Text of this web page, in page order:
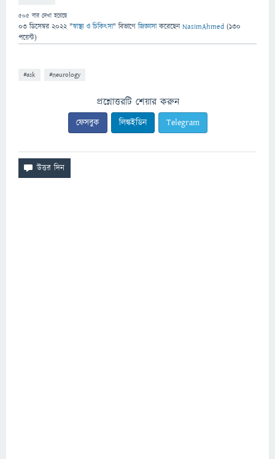
505 বার দেখা হয়েছে
03 ডিসেম্বর 2022 "স্বাস্থ্য ও চিকিৎসা" বিভাগে জিজ্ঞাসাকরেছেনNasimAhmed (130
পয়েন্ট)
#ask #neurology
প্রশ্নোত্তরটি শেয়ার করুন
ফেসবুক লিঙ্কইডিন Telegram